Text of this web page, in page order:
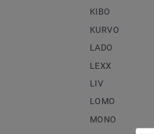
KIBO
KURVO
LADO
LEXX
LIV
LOMO
MONO